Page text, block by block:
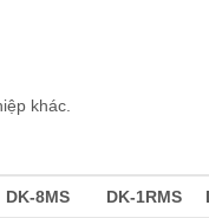
khác.
DK-8MS DK-1RMS